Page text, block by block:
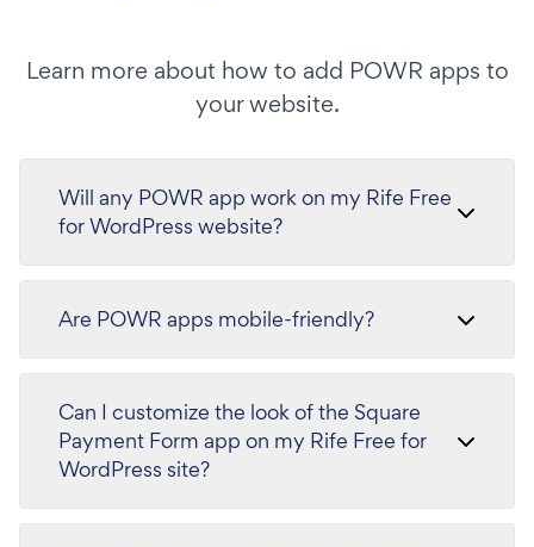
Learn more about how to add POWR apps to
your website.
Will any POWR app work on my Rife Free
for WordPress website?
Are POWR apps mobile-friendly?
Can I customize the look of the Square
Payment Form app on my Rife Free for
WordPress site?